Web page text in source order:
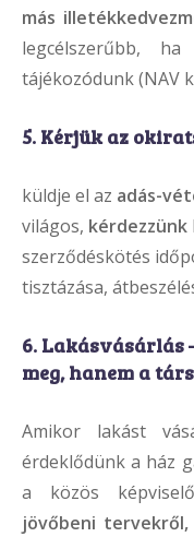
más
legcélszerűbb,
tájékozódunk (NAV
5. Kérjük az
küldje el az adás-
világos, kérdezzünk
szerződéskötés
tisztázása,
6. Lakásvásárlás
meg, hanem a
Amikor lakást
érdeklődünk a ház
a közös
jövőbeni tervekről,